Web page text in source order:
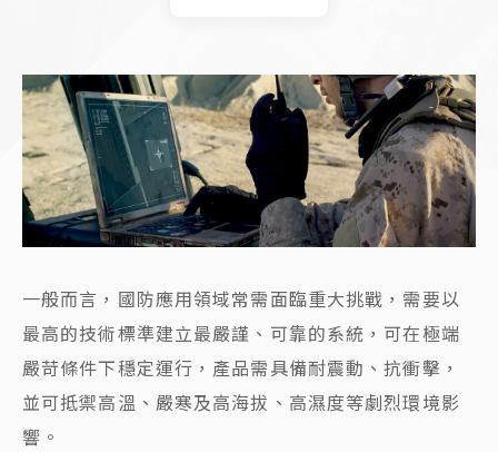
一般而言，國防應用領域常需面臨重大挑戰，需要以
最高的技術標準建立最嚴謹、可靠的系統，可在極端
嚴苛條件下穩定運行，產品需具備耐震動、抗衝擊，
並可抵禦高溫、嚴寒及高海拔、高濕度等劇烈環境影
響。